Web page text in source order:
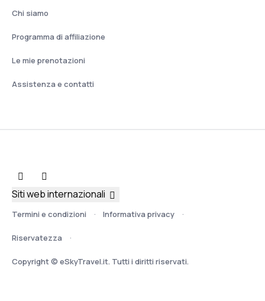
Chi siamo
Programma di affiliazione
Le mie prenotazioni
Assistenza e contatti
Termini e condizioni Informativa privacy
Riservatezza
Copyright © eSkyTravel.it. Tutti i diritti riservati.
Siti web internazionali